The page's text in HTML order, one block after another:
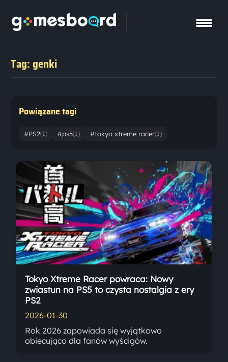
Tag: genki
Powiązane tagi
#PS2(1) #ps5(1) #tokyo xtreme racer(1)
Tokyo Xtreme Racer powraca: Nowy
zwiastun na PS5 to czysta nostalgia z ery
PS2
2026-01-30
Rok 2026 zapowiada się wyjątkowo
obiecująco dla fanów wyścigów.